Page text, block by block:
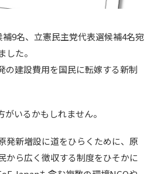
9名、立憲民主党代表選候補4名宛
た。
の建設費用を国民に転嫁する新制
がいるかもしれません。
発新増設に道をひらくために、原
から広く徴収する制度をひそかに